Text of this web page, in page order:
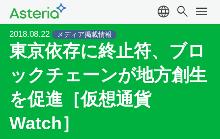
language search menu
2018.08.22 メディア掲載情報
東京依存に終止符、ブロ
ックチェーンが地方創生
を促進［仮想通貨
Watch］